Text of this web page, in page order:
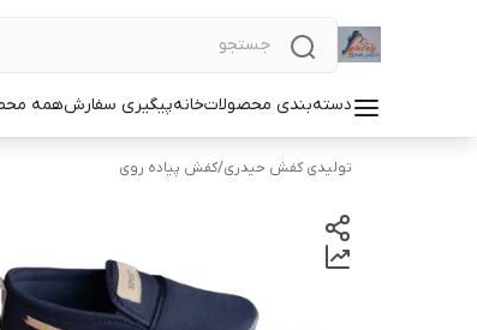
دسته‌بندی محصولاتخانهپیگیری سفارشهمه
تولیدی کفش حیدری/کفش پیاده روی